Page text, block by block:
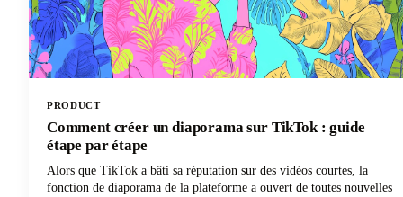
PRODUCT
Comment créer un diaporama sur TikTok : guide
étape par étape
Alors que TikTok a bâti sa réputation sur des vidéos courtes, la
fonction de diaporama de la plateforme a ouvert de toutes nouvelles